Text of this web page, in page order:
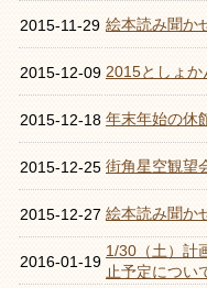
2015-11-29 絵本読み聞か
2015-12-09 2015としょか
2015-12-18 年末年始の休
2015-12-25 街角星空観望
2015-12-27 絵本読み聞か
2016-01-19
1/30（土）計
止予定につい